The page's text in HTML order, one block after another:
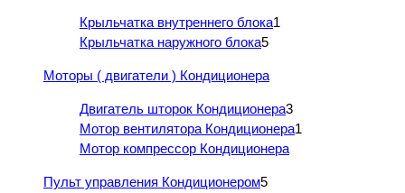
Крыльчатка внутреннего блока1
Крыльчатка наружного блока5
Моторы ( двигатели ) Кондиционера
Двигатель шторок Кондиционера3
Мотор вентилятора Кондиционера1
Мотор компрессор Кондиционера
Пульт управления Кондиционером5